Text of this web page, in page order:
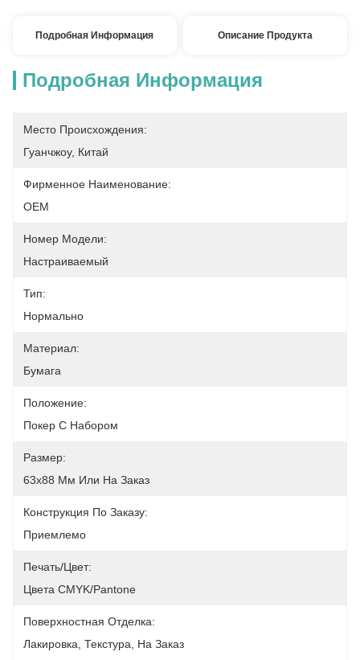
Подробная Информация Описание Продукта
Подробная Информация
Место Происхождения:
Гуанчжоу, Китай
Фирменное Наименование:
OEM
Номер Модели:
Настраиваемый
Тип:
Нормально
Материал:
Бумага
Положение:
Покер С Набором
Размер:
63x88 Мм Или На Заказ
Конструкция По Заказу:
Приемлемо
Печать/цвет:
Цвета CMYK/Pantone
Поверхностная Отделка:
Лакировка, Текстура, На Заказ